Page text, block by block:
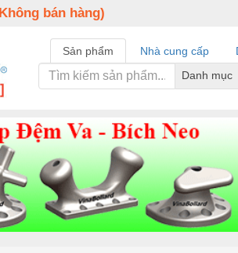
bán hàng)
Sản phẩm Nhà cung cấp
Danh mục